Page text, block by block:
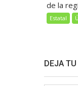
de la
Estatal
DEJA TU